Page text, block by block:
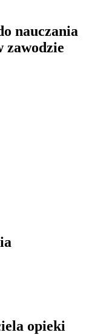
nauczania
zawodzie
opieki